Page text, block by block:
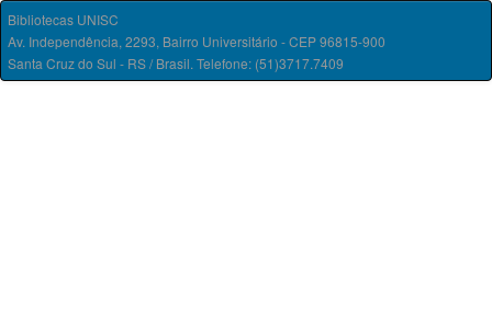
Bibliotecas UNISC
Av. Independência, 2293, Bairro Universitário - CEP 96815-900
Santa Cruz do Sul - RS / Brasil. Telefone: (51)3717.7409